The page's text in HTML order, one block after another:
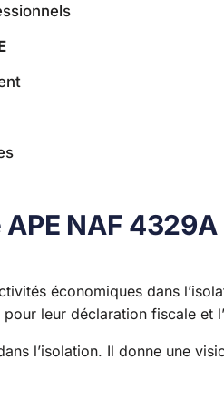
NAF 4329A
économiques dans
leur déclaration fiscale et
l’isolation. Il donne une